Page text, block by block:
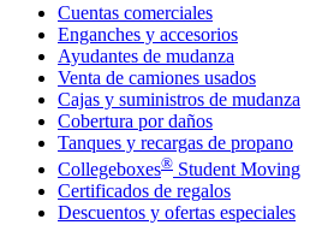
Cuentas comerciales
Enganches y accesorios
Ayudantes de mudanza
Venta de camiones usados
Cajas y suministros de mudanza
Cobertura por daños
Tanques y recargas de propano
Collegeboxes® Student Moving
Certificados de regalos
Descuentos y ofertas especiales